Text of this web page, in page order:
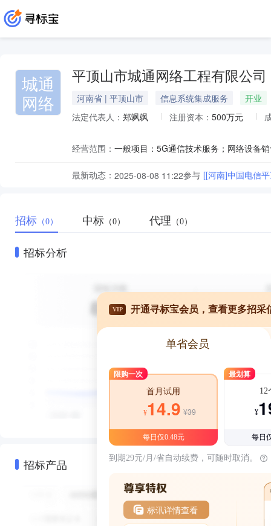
城通
网络
平顶山市城通网络工程有限公司
河南省 | 平顶山市 信息系统集成服务
开业
法定代表人： 郑飒飒 注册资本： 500万元
经营范围：
最新动态： 2025-08-08 11:22参与 [[河南]中国电信
招标 （0） 中标 （0） 代理 （0）
招标分析
招标产品
VIP 开通寻标宝会员，查看更多招采
单省会员
限购一次
首月试用
¥14.9 ¥39
每日仅0.48元
最划算
12
¥
每日
到期29元/月/省自动续费，可随时取消。
标讯详情查看